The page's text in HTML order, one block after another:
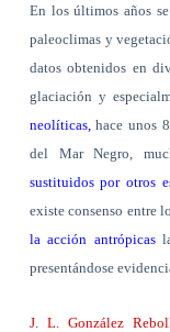
En los últimos años
paleoclimas y
datos obtenidos en
glaciación y
neolíticas, hace unos
del Mar Negro,
sustituidos por otros
existe consenso entre
la acción antrópicasla
presentándose
J. L. González